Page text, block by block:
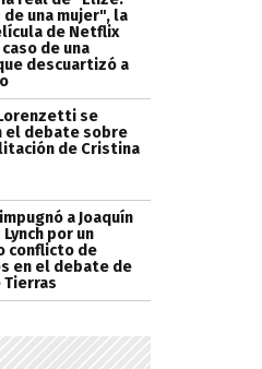
de una mujer", la
de Netflix
de una
descuartizó a
se
el debate sobre
de Cristina
a Joaquín
por un
conflicto de
en el debate de
Tierras